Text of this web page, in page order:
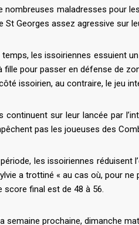
maladresses pour
St Georges assez agressive sur
les issoiriennes essuient
fille pour passer en défense de
issoirien, au contraire, le jeu
continuent sur leur lancée par
pas les joueuses des
période, les issoiriennes
a trottiné « au cas où, pour
score final est de 48 à 56.
semaine prochaine, dimanche